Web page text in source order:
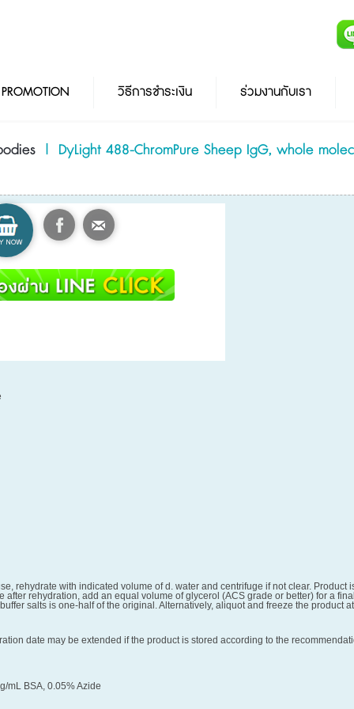
PROMOTION วิธีการชำระเงิน ร่วมงานกับเรา
| DyLight 488-ChromPure Sheep IgG, whole
rehydrate with indicated volume of d. water and centrifuge if not clear.
rehydration, add an equal volume of glycerol (ACS grade or better) for a
salts is one-half of the original. Alternatively, aliquot and freeze the product
date may be extended if the product is stored according to the
mL BSA, 0.05% Azide